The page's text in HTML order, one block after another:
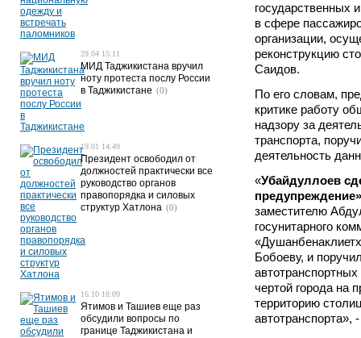
государственных
в сфере
организации,
реконструкцию
Саидов.
По его словам,
критике работу
надзору за
транспорта,
деятельность
«Убайдуллоев
предупреждение»
заместителю
госунитарного
Бобоеву, и
чертой города на
территорию
автотранспорта»,
29.04 15:11
МИД Таджикистана вручил
ноту протеста послу России
в Таджикистане (0)
19.01 14:49
Президент освободил от
должностей практически все
руководство органов
правопорядка и силовых
структур Хатлона (0)
16.10 18:09
Ятимов и Ташиев еще раз
обсудили вопросы по
границе Таджикистана и